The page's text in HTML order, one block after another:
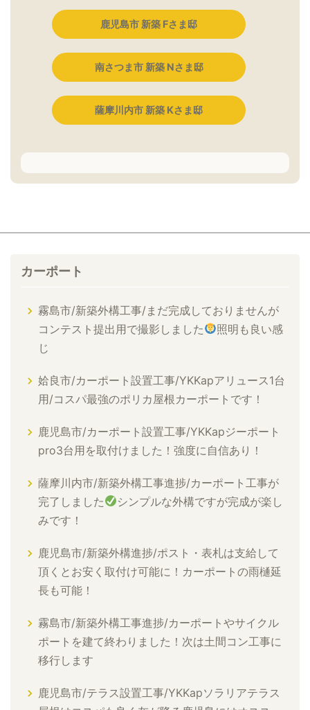
鹿児島市 新築 Fさま邸
南さつま市 新築 Nさま邸
薩摩川内市 新築 Kさま邸
カーポート
霧島市/新築外構工事/まだ完成しておりませんが
コンテスト提出用で撮影しました
照明も良い感
じ
姶良市/カーポート設置工事/YKKapアリュース1台
用/コスパ最強のポリカ屋根カーポートです！
鹿児島市/カーポート設置工事/YKKapジーポート
pro3台用を取付けました！強度に自信あり！
薩摩川内市/新築外構工事進捗/カーポート工事が
完了しました
シンプルな外構ですが完成が楽し
みです！
鹿児島市/新築外構進捗/ポスト・表札は支給して
頂くとお安く取付け可能に！カーポートの雨樋延
長も可能！
霧島市/新築外構工事進捗/カーポートやサイクル
ポートを建て終わりました！次は土間コン工事に
移行します
鹿児島市/テラス設置工事/YKKapソラリアテラス